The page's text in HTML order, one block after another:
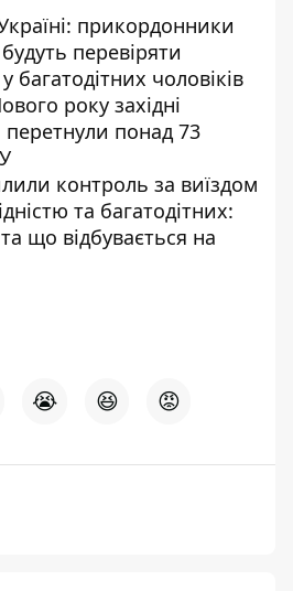
прикордонники
перевіряти
багатодітних чоловіків
року західні
понад 73
контроль за виїздом
та багатодітних:
що відбувається на
😭 😆 😡